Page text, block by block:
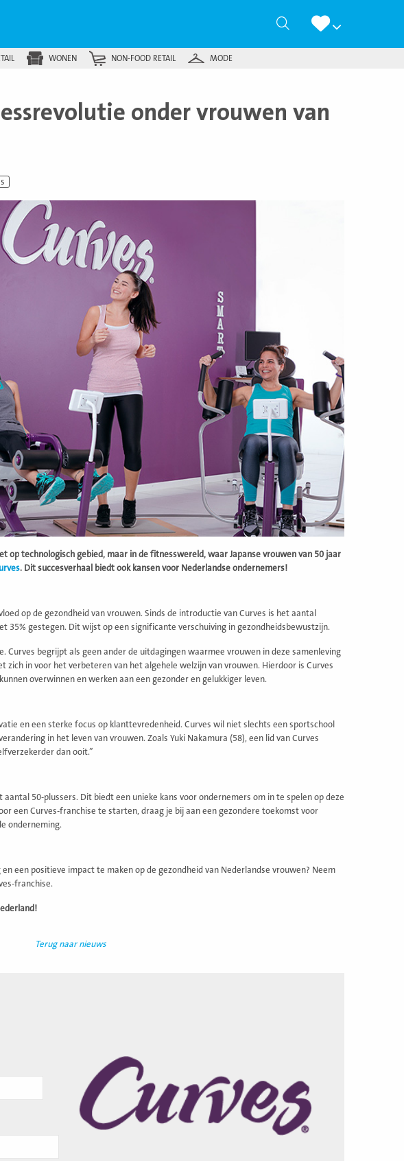
Zoeken
WONEN NON-FOOD RETAIL MODE
onder vrouwen van
op technologisch gebied, maar in de fitnesswereld, waar Japanse vrouwen van 50 jaar
. Dit succesverhaal biedt ook kansen voor Nederlandse ondernemers!
op de gezondheid van vrouwen. Sinds de introductie van Curves is het aantal
gestegen. Dit wijst op een significante verschuiving in gezondheidsbewustzijn.
Curves begrijpt als geen ander de uitdagingen waarmee vrouwen in deze samenleving
in voor het verbeteren van het algehele welzijn van vrouwen. Hierdoor is Curves
overwinnen en werken aan een gezonder en gelukkiger leven.
en een sterke focus op klanttevredenheid. Curves wil niet slechts een sportschool
in het leven van vrouwen. Zoals Yuki Nakamura (58), een lid van Curves
dan ooit.”
50-plussers. Dit biedt een unieke kans voor ondernemers om in te spelen op deze
een Curves-franchise te starten, draag je bij aan een gezondere toekomst voor
onderneming.
een positieve impact te maken op de gezondheid van Nederlandse vrouwen? Neem
franchise.
Terug naar nieuws